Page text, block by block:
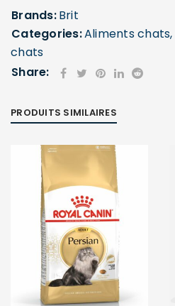
Brands:Brit
Categories:Aliments chats,
chats
Share:
PRODUITS SIMILAIRES